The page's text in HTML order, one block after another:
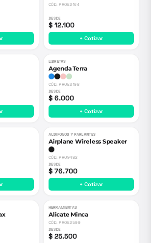
CÓD.PROE2164
DESDE
$ 12.100
+ Cotizar
LIBRETAS
Agenda Terra
CÓD.PROE2198
DESDE
$ 6.000
+ Cotizar
AUDIFONOS Y PARLANTES
Airplane Wireless Speaker
CÓD.PRO9482
DESDE
$ 76.700
+ Cotizar
HERRAMIENTAS
Alicate Minca
CÓD.PROE2599
DESDE
$ 25.500